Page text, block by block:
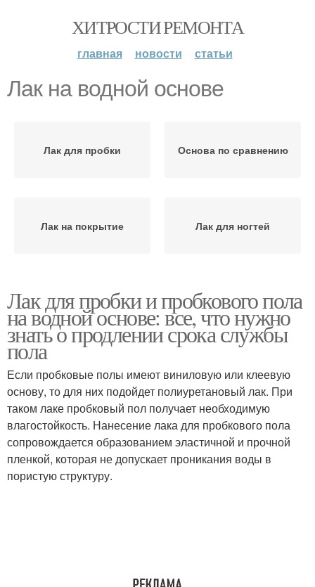
ХИТРОСТИ РЕМОНТА
главная новости статьи
Лак на водной основе
Лак для пробки Основа по сравнению
Лак на покрытие Лак для ногтей
Лак для пробки и пробкового пола
на водной основе: все, что нужно
знать о продлении срока службы
пола
Если пробковые полы имеют виниловую или клеевую
основу, то для них подойдет полиуретановый лак. При
таком лаке пробковый пол получает необходимую
влагостойкость. Нанесение лака для пробкового пола
сопровождается образованием эластичной и прочной
пленкой, которая не допускает проникания воды в
пористую структуру.